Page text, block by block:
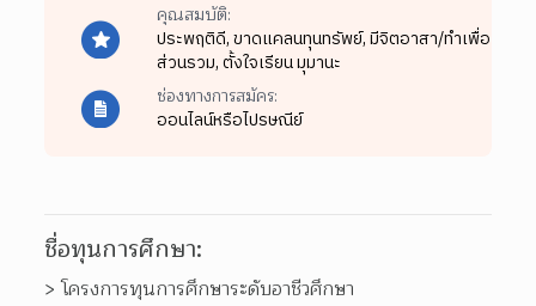
คุณสมบัติ:
ประพฤติดี,ขาดแคลนทุนทรัพย์,มีจิตอาสา/ทำเพื่อ
ส่วนรวม,ตั้งใจเรียน มุมานะ
ช่องทางการสมัคร:
ออนไลน์หรือไปรษณีย์
ชื่อทุนการศึกษา:
> โครงการทุนการศึกษาระดับอาชีวศึกษา